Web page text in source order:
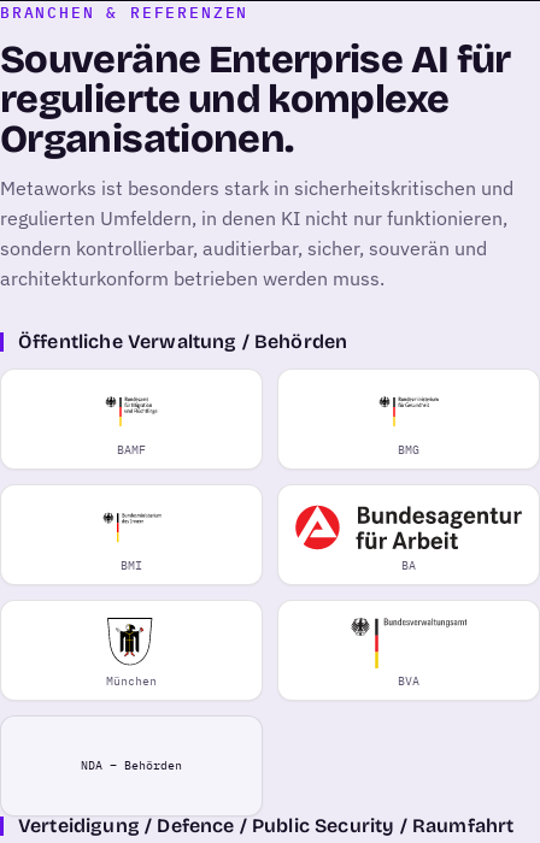
BRANCHEN & REFERENZEN
Souveräne Enterprise AI für
regulierte und komplexe
Organisationen.
Metaworks ist besonders stark in sicherheitskritischen und
regulierten Umfeldern, in denen KI nicht nur funktionieren,
sondern kontrollierbar, auditierbar, sicher, souverän und
architekturkonform betrieben werden muss.
Öffentliche Verwaltung / Behörden
BAMF BMG
BMI BA
München BVA
NDA – Behörden
Verteidigung / Defence / Public Security / Raumfahrt